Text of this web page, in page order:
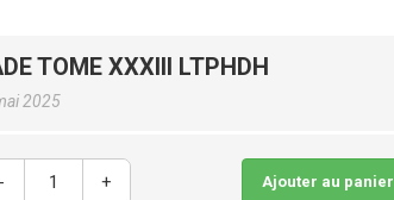
TOME XXXIII LTPHDH
2025
- + Ajouter au panier